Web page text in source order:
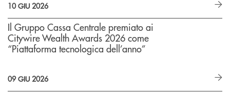
10 GIU 2026
Il Gruppo Cassa Centrale premiato ai
Citywire Wealth Awards 2026 come
“Piattaforma tecnologica dell’anno”
09 GIU 2026